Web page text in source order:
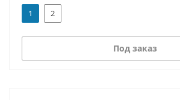
1
2
Под заказ